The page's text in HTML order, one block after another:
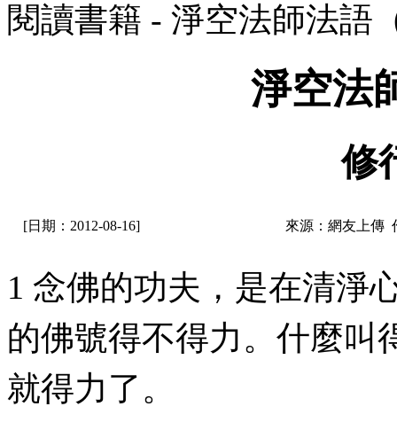
閱讀書籍 - 淨空法師法語
淨空法
修
[日期：2012-08-16] 來源：網友上傳
1 念佛的功夫，是在清淨
的佛號得不得力。什麼叫
就得力了。